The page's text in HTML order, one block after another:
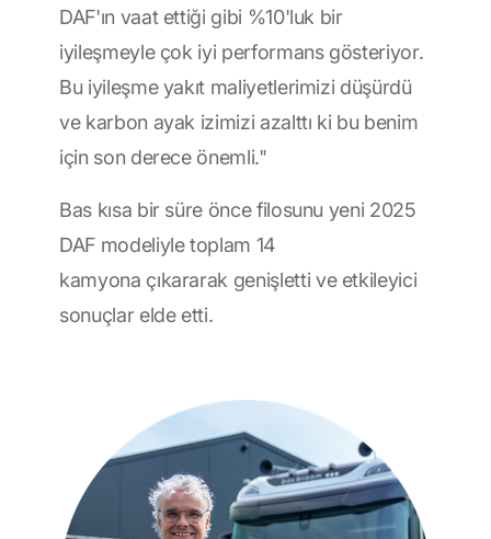
DAF'ın vaat ettiği gibi %10'luk bir
iyileşmeyle çok iyi performans gösteriyor.
Bu iyileşme yakıt maliyetlerimizi düşürdü
ve karbon ayak izimizi azalttı ki bu benim
için son derece önemli."
Bas kısa bir süre önce filosunu yeni 2025
DAF modeliyletoplam 14
kamyona çıkararak genişletti ve etkileyici
sonuçlar elde etti.